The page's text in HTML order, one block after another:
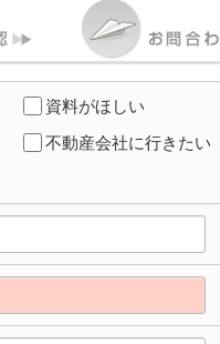
資料がほしい
不動産会社に行きたい